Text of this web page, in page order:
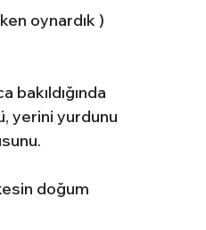
oynardık )
bakıldığında
yerini yurdunu
doğum